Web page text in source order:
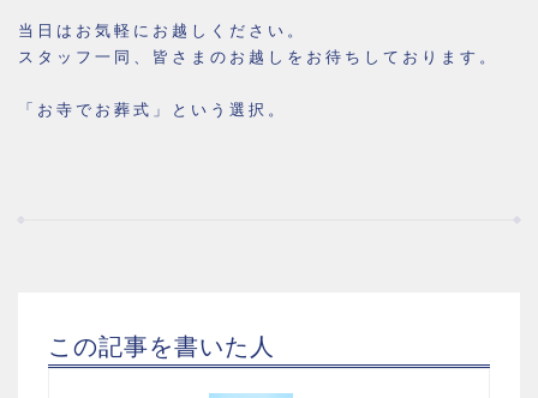
当日はお気軽にお越しください。
スタッフ一同、皆さまのお越しをお待ちしております。
「お寺でお葬式」という選択。
この記事を書いた人